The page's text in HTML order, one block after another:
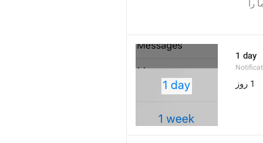
1 day
1 روز